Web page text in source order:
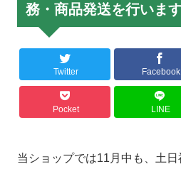
務・商品発送を行います
Twitter Facebook
Pocket LINE
当ショップでは11月中も、土日